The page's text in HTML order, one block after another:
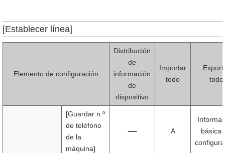
[Establecer línea]
Elemento de configuración
Distribución
de
información
de
dispositivo
Importar
todo
todo
[Guardar n.º
de teléfono
de la
máquina]
A
básica